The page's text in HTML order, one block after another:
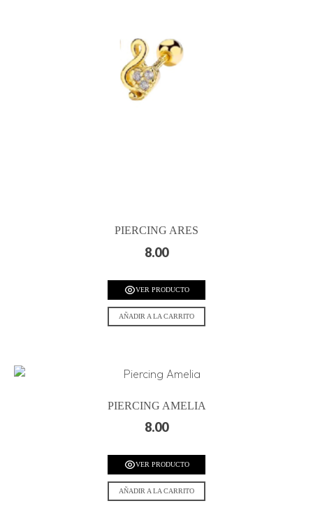
PIERCING ARES
8.00
VER PRODUCTO
AÑADIR A LA CARRITO
PIERCING AMELIA
8.00
VER PRODUCTO
AÑADIR A LA CARRITO